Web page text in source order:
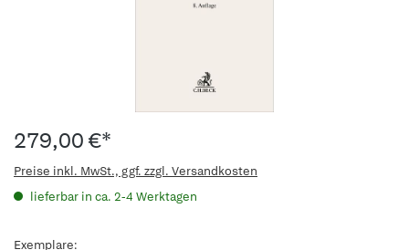
279,00 €*
Preise inkl. MwSt., ggf. zzgl. Versandkosten
lieferbar in ca. 2-4 Werktagen
Exemplare: